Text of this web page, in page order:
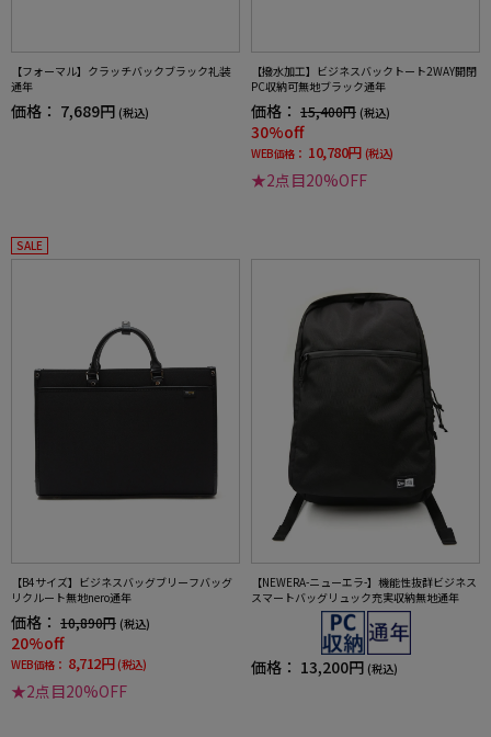
【フォーマル】クラッチバックブラック礼装
通年
価格： 7,689円 (税込)
【撥水加工】ビジネスバックトート2WAY開閉
PC収納可無地ブラック通年
価格： 15,400円 (税込)
30%off
WEB価格： 10,780円 (税込)
★2点目20%OFF
SALE
【B4サイズ】ビジネスバッグブリーフバッグ
リクルート無地nero通年
価格： 10,890円 (税込)
20%off
WEB価格： 8,712円 (税込)
★2点目20%OFF
【NEWERA-ニューエラ-】機能性抜群ビジネス
スマートバッグリュック充実収納無地通年
価格： 13,200円 (税込)